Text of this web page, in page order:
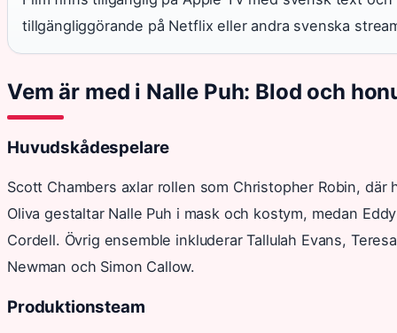
tillgängliggörande på Netflix eller andra svenska
Vem är med i Nalle Puh: Blod och
Huvudskådespelare
Scott Chambers axlar rollen som Christopher Robin,
Oliva gestaltar Nalle Puh i mask och kostym, medan
Cordell. Övrig ensemble inkluderar Tallulah Evans,
Newman och Simon Callow.
Produktionsteam